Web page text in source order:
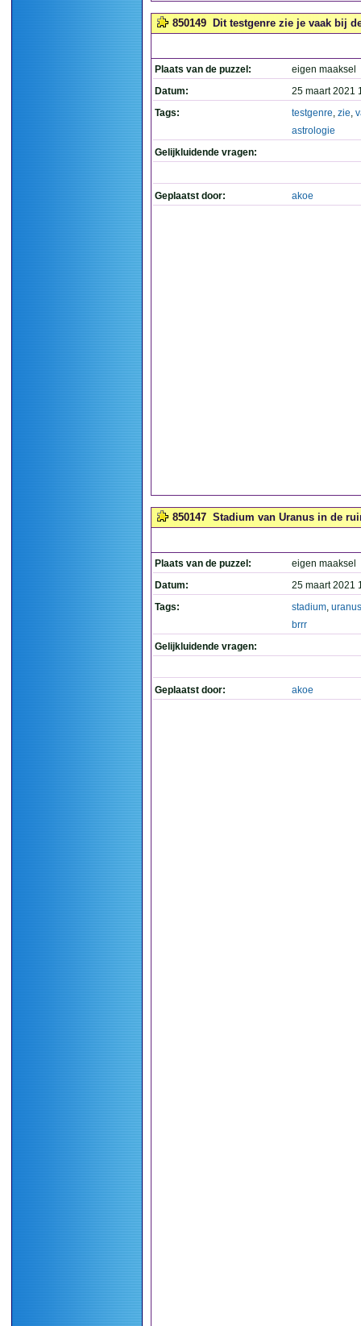
850149 Dit testgenre zie je vaak bij
Plaats van de puzzel:
eigen maaksel
Datum:
25 maart 2021
Tags:
testgenre, zie,
astrologie
Gelijkluidende vragen:
Geplaatst door: akoe
850147 Stadium van Uranus in de
Plaats van de puzzel:
eigen maaksel
Datum:
25 maart 2021
Tags:
stadium, uranus
brrr
Gelijkluidende vragen:
Geplaatst door: akoe